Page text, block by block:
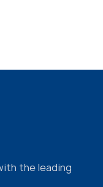
the leading